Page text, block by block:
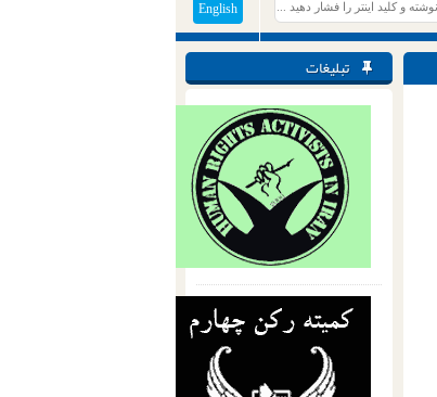
English
تبلیغات